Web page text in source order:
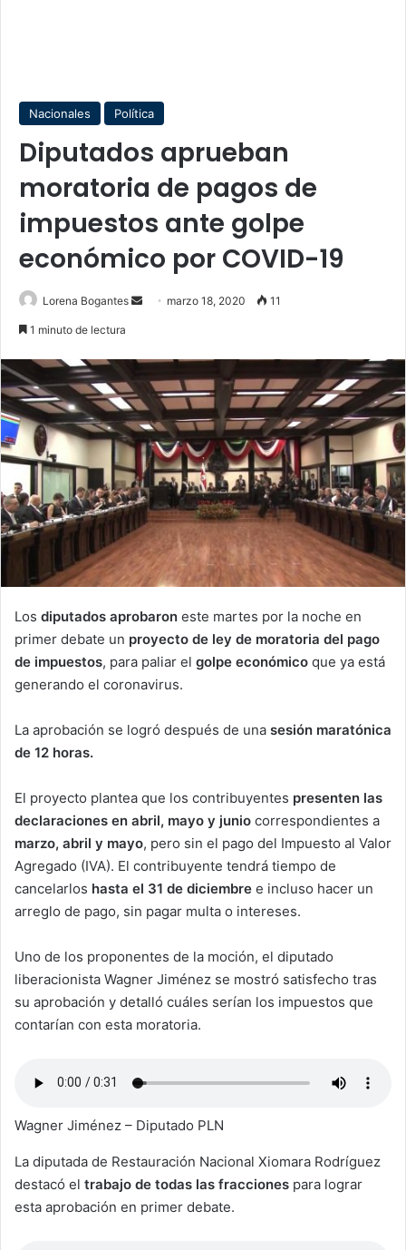
Nacionales Política
Diputados aprueban
moratoria de pagos de
impuestos ante golpe
económico por COVID-19
Lorena Bogantes
Send marzo 18, 2020 11
1 minuto de lectura
Los diputados aprobaron este martes por la noche en
primer debate un proyecto de ley de moratoria del pago
de impuestos, para paliar el golpe económico que ya está
generando el coronavirus.
La aprobación se logró después de una sesión maratónica
de 12 horas.
El proyecto plantea que los contribuyentes presenten las
declaraciones en abril, mayo y junio correspondientes a
marzo, abril y mayo, pero sin el pago del Impuesto al Valor
Agregado (IVA). El contribuyente tendrá tiempo de
cancelarlos hasta el 31 de diciembre e incluso hacer un
arreglo de pago, sin pagar multa o intereses.
Uno de los proponentes de la moción, el diputado
liberacionista Wagner Jiménez se mostró satisfecho tras
su aprobación y detalló cuáles serían los impuestos que
contarían con esta moratoria.
Wagner Jiménez – Diputado PLN
La diputada de Restauración Nacional Xiomara Rodríguez
destacó el trabajo de todas las fracciones para lograr
esta aprobación en primer debate.